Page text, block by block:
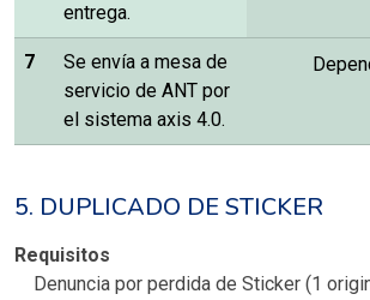
entrega.
7
Se envía a mesa de
servicio de ANT por
el sistema axis 4.0.
5. DUPLICADO DE STICKER
Requisitos
Denuncia por perdida de Sticker (1